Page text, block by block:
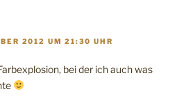
2012 UM 21:30 UHR
bei der ich auch was